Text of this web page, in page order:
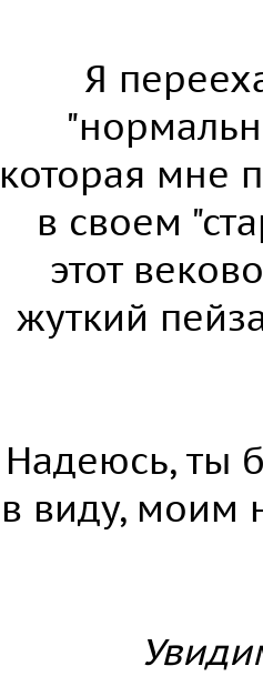
Я
которая мне
в своем
этот
жуткий
Надеюсь, ты
в виду, моим